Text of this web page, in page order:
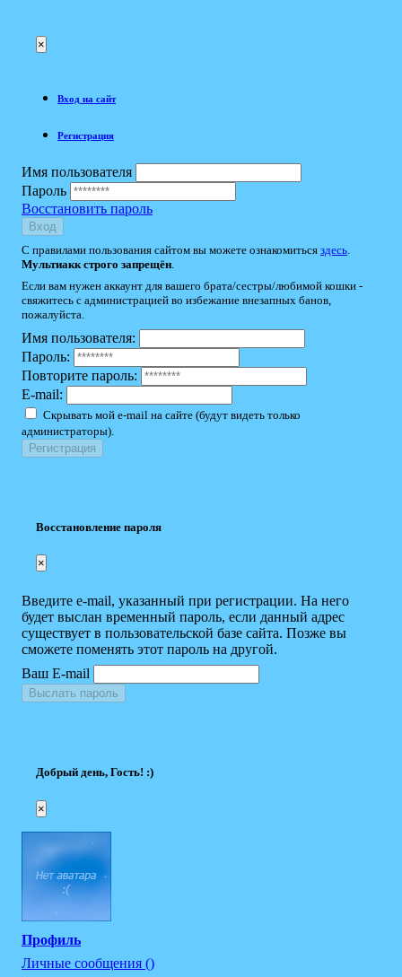
×
Вход на сайт
Регистрация
Имя пользователя
Пароль
Восстановить пароль
Вход
С правилами пользования сайтом вы можете ознакомиться здесь
Мультиакк строго запрещён
Если вам нужен аккаунт для вашего брата/сестры/любимой кошки -
свяжитесь с администрацией во избежание внезапных банов,
пожалуйста.
Имя пользователя:
Пароль:
Повторите пароль:
E-mail:
Скрывать мой e-mail на сайте (будут видеть только
администраторы).
Восстановление пароля
×
Введите e-mail, указанный при регистрации. На него
будет выслан временный пароль, если данный адрес
существует в пользовательской базе сайта. Позже вы
сможете поменять этот пароль на другой.
Ваш E-mail
Выслать пароль
Добрый день, Гость! :)
×
Профиль
Личные сообщения ()